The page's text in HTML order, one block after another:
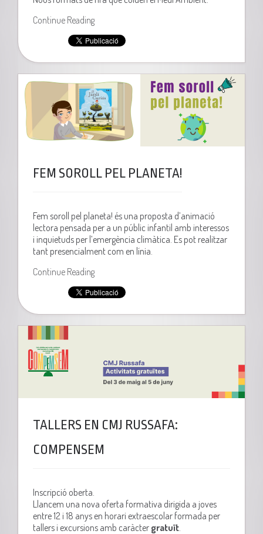
Continue Reading
FEM SOROLL PEL PLANETA!
Fem soroll pel planeta! és una proposta d’animació
lectora pensada per a un públic infantil amb interessos
i inquietuds per l’emergència climàtica. Es pot realitzar
tant presencialment com en línia.
Continue Reading
TALLERS EN CMJ RUSSAFA:
COMPENSEM
Inscripció oberta.
Llancem una nova oferta formativa dirigida a joves
entre 12 i 18 anys en horari extraescolar formada per
tallers i excursions amb caràcter gratuït